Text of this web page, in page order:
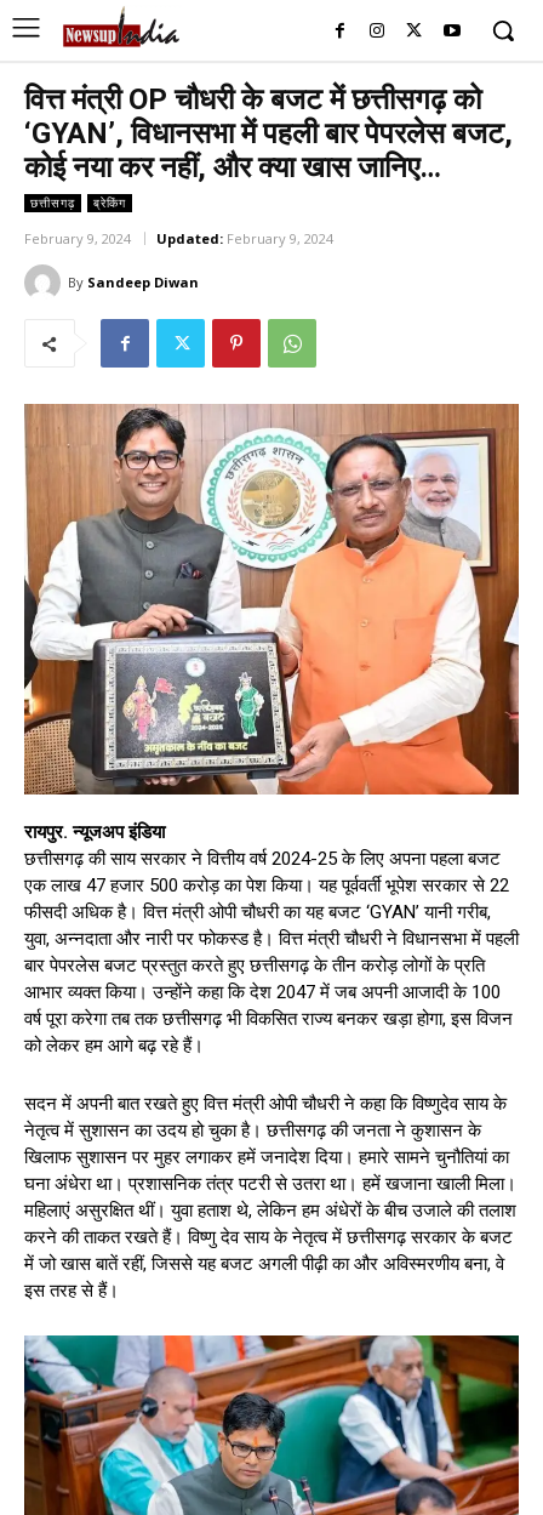
वित्त मंत्री OP चौधरी के बजट में छत्तीसगढ़ को
‘GYAN’, विधानसभा में पहली बार पेपरलेस बजट,
कोई नया कर नहीं, और क्या खास जानिए…
छत्तीसगढ़ ब्रेकिंग
February 9, 2024 Updated: February 9, 2024
By Sandeep Diwan
रायपुर. न्यूजअप इंडिया
छत्तीसगढ़ की साय सरकार ने वित्तीय वर्ष 2024-25 के लिए अपना पहला बजट
एक लाख 47 हजार 500 करोड़ का पेश किया। यह पूर्ववर्ती भूपेश सरकार से 22
फीसदी अधिक है। वित्त मंत्री ओपी चौधरी का यह बजट ‘GYAN’ यानी गरीब,
युवा, अन्नदाता और नारी पर फोकस्ड है। वित्त मंत्री चौधरी ने विधानसभा में पहली
बार पेपरलेस बजट प्रस्तुत करते हुए छत्तीसगढ़ के तीन करोड़ लोगों के प्रति
आभार व्यक्त किया। उन्होंने कहा कि देश 2047 में जब अपनी आजादी के 100
वर्ष पूरा करेगा तब तक छत्तीसगढ़ भी विकसित राज्य बनकर खड़ा होगा, इस विजन
को लेकर हम आगे बढ़ रहे हैं।
सदन में अपनी बात रखते हुए वित्त मंत्री ओपी चौधरी ने कहा कि विष्णुदेव साय के
नेतृत्व में सुशासन का उदय हो चुका है। छत्तीसगढ़ की जनता ने कुशासन के
खिलाफ सुशासन पर मुहर लगाकर हमें जनादेश दिया। हमारे सामने चुनौतियां का
घना अंधेरा था। प्रशासनिक तंत्र पटरी से उतरा था। हमें खजाना खाली मिला।
महिलाएं असुरक्षित थीं। युवा हताश थे, लेकिन हम अंधेरों के बीच उजाले की तलाश
करने की ताकत रखते हैं। विष्णु देव साय के नेतृत्व में छत्तीसगढ़ सरकार के बजट
में जो खास बातें रहीं, जिससे यह बजट अगली पीढ़ी का और अविस्मरणीय बना, वे
इस तरह से हैं।